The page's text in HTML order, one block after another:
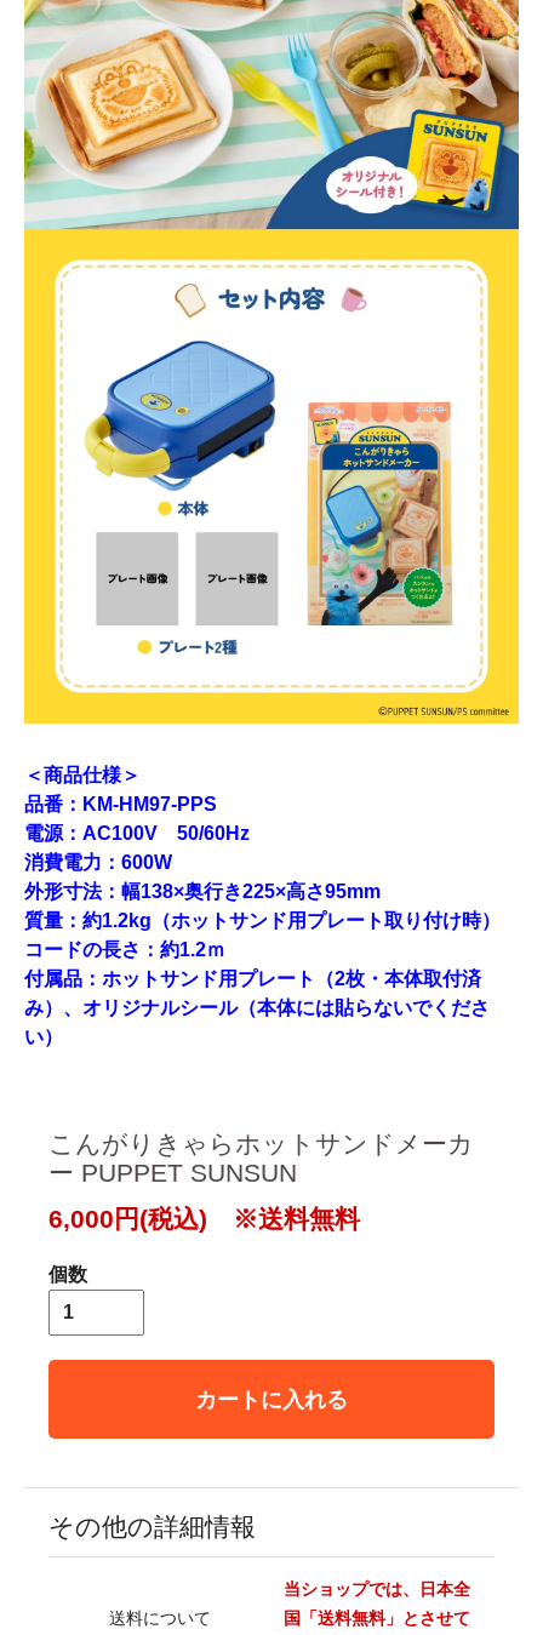
＜商品仕様＞
品番：KM-HM97-PPS
電源：AC100V 50/60Hz
消費電力：600W
外形寸法：幅138×奥行き225×高さ95mm
質量：約1.2kg（ホットサンド用プレート取り付け時）
コードの長さ：約1.2ｍ
付属品：ホットサンド用プレート（2枚・本体取付済
み）、オリジナルシール（本体には貼らないでくださ
い）
こんがりきゃらホットサンドメーカ
ー PUPPET SUNSUN
6,000円(税込) ※送料無料
個数
カートに入れる
その他の詳細情報
送料について
当ショップでは、日本全
国「送料無料」とさせて